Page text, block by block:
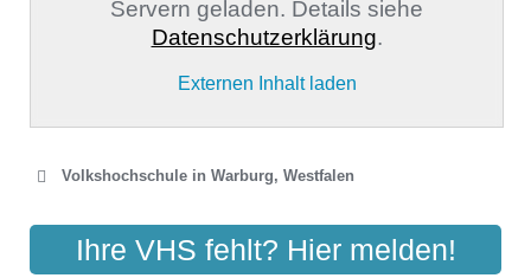
Servern geladen. Details siehe
Datenschutzerklärung.
Externen Inhalt laden
Volkshochschule in Warburg, Westfalen
VHS-ZWECKVERBAND
DIEMEL-EGGE-WESER
Ihre VHS fehlt? Hier melden!